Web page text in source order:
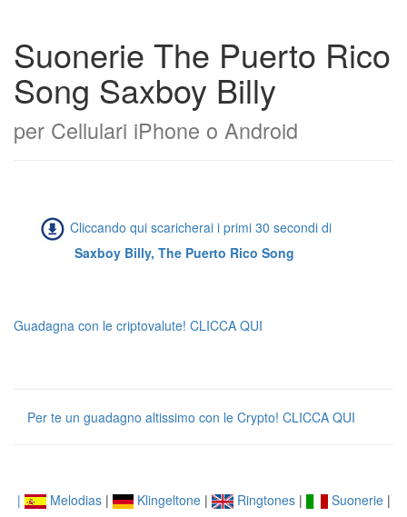
Suonerie The Puerto Rico
Song Saxboy Billy
per Cellulari iPhone o Android
Cliccando qui scaricherai i primi 30 secondi di
Saxboy Billy, The Puerto Rico Song
Guadagna con le criptovalute! CLICCA QUI
Per te un guadagno altissimo con le Crypto! CLICCA QUI
| Melodias| Klingeltone| Ringtones| Suonerie|